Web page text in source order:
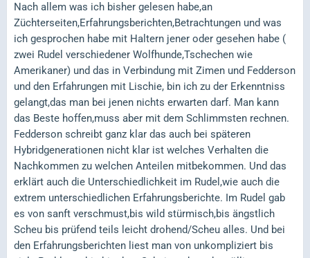
Nach allem was ich bisher gelesen habe,an
Züchterseiten,Erfahrungsberichten,Betrachtungen und was
ich gesprochen habe mit Haltern jener oder gesehen habe (
zwei Rudel verschiedener Wolfhunde,Tschechen wie
Amerikaner) und das in Verbindung mit Zimen und Fedderson
und den Erfahrungen mit Lischie, bin ich zu der Erkenntniss
gelangt,das man bei jenen nichts erwarten darf. Man kann
das Beste hoffen,muss aber mit dem Schlimmsten rechnen.
Fedderson schreibt ganz klar das auch bei späteren
Hybridgenerationen nicht klar ist welches Verhalten die
Nachkommen zu welchen Anteilen mitbekommen. Und das
erklärt auch die Unterschiedlichkeit im Rudel,wie auch die
extrem unterschiedlichen Erfahrungsberichte. Im Rudel gab
es von sanft verschmust,bis wild stürmisch,bis ängstlich
Scheu bis prüfend teils leicht drohend/Scheu alles. Und bei
den Erfahrungsberichten liest man von unkompliziert bis